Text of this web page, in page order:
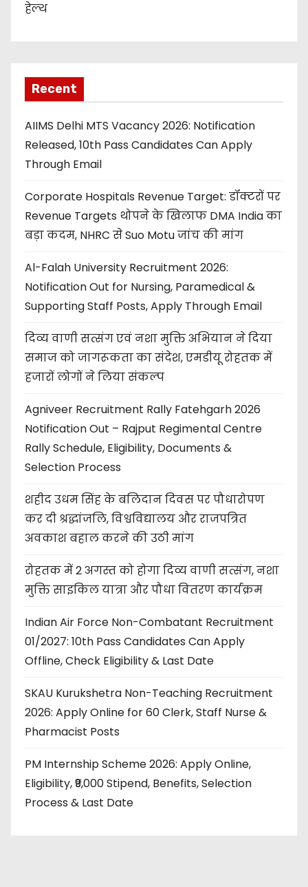
हेल्थ
Recent
AIIMS Delhi MTS Vacancy 2026: Notification
Released, 10th Pass Candidates Can Apply
Through Email
Corporate Hospitals Revenue Target: डॉक्टरों पर
Revenue Targets थोपने के खिलाफ DMA India का
बड़ा कदम, NHRC से Suo Motu जांच की मांग
Al-Falah University Recruitment 2026:
Notification Out for Nursing, Paramedical &
Supporting Staff Posts, Apply Through Email
दिव्य वाणी सत्संग एवं नशा मुक्ति अभियान ने दिया
समाज को जागरूकता का संदेश, एमडीयू रोहतक में
हजारों लोगों ने लिया संकल्प
Agniveer Recruitment Rally Fatehgarh 2026
Notification Out – Rajput Regimental Centre
Rally Schedule, Eligibility, Documents &
Selection Process
शहीद उधम सिंह के बलिदान दिवस पर पौधारोपण
कर दी श्रद्धांजलि, विश्वविद्यालय और राजपत्रित
अवकाश बहाल करने की उठी मांग
रोहतक में 2 अगस्त को होगा दिव्य वाणी सत्संग, नशा
मुक्ति साइकिल यात्रा और पौधा वितरण कार्यक्रम
Indian Air Force Non-Combatant Recruitment
01/2027: 10th Pass Candidates Can Apply
Offline, Check Eligibility & Last Date
SKAU Kurukshetra Non-Teaching Recruitment
2026: Apply Online for 60 Clerk, Staff Nurse &
Pharmacist Posts
PM Internship Scheme 2026: Apply Online,
Eligibility, ₹9,000 Stipend, Benefits, Selection
Process & Last Date